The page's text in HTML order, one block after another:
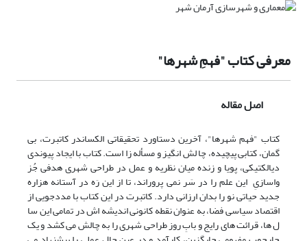
معرفی کتاب "فهمِ شهرها"
اصل مقاله
کتاب "فهم شهرها"، آخرین دستاورد تحقیقاتی الکساندر کاتبرت، بی
گمان، کتابی پیچیده، چا لش انگیز و مسأله زا است. کتاب با ایجاد پیوندی
دیالکتیکی، پویا و زنده میان نظریه و عمل در طراحی شهری هدفی جُز
واسازیِ این علم را در سَر نمی پروراند، تا از این رَه در آستانه هزاره
جدید حیاتی نو را بدان ارزانی دارد. کاتبرت در این کتاب با مددجویی از
اقتصاد سیاسی فضا، به عنوان نقطه کانونی اندیشه اش در تمامی این سا
ل ها، قرائت های رایج و بابِ روز طراحی شهری را به چالش می کشد و یک